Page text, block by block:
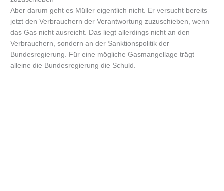
Aber darum geht es Müller eigentlich nicht. Er versucht bereits
jetzt den Verbrauchern der Verantwortung zuzuschieben, wenn
das Gas nicht ausreicht. Das liegt allerdings nicht an den
Verbrauchern, sondern an der Sanktionspolitik der
Bundesregierung. Für eine mögliche Gasmangellage trägt
alleine die Bundesregierung die Schuld.